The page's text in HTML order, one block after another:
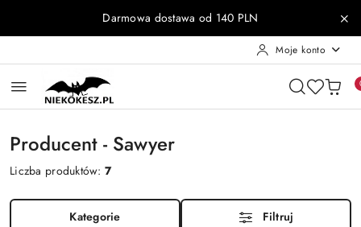
Przejdź do treści głównej
Przejdź do wyszukiwarki
Przejdź do moje konto
Przejdź do menu głównego
Przejdź do stopkiDarmowa dostawa od 140 PLN
Moje konto
Producent - Sawyer
Liczba produktów:7
Kategorie Filtruj